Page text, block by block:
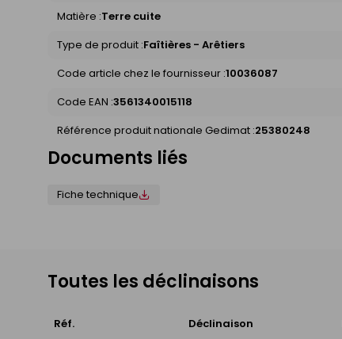
Matière :Terre cuite
Type de produit :Faîtières - Arêtiers
Code article chez le fournisseur :10036087
Code EAN :3561340015118
Référence produit nationale Gedimat :25380248
Documents liés
Fiche technique
Toutes les déclinaisons
Réf. Déclinaison